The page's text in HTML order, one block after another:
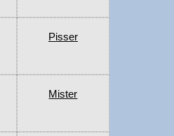
Pisser
Mister